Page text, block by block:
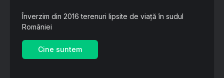
Înverzim din 2016 terenuri lipsite de viață în sudul
României
Cine suntem